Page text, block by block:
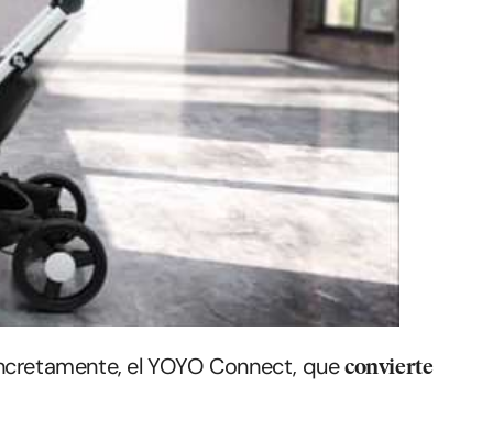
el YOYO Connect, queconvierte